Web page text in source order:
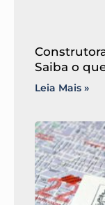
Saiba o
Leia Mais »